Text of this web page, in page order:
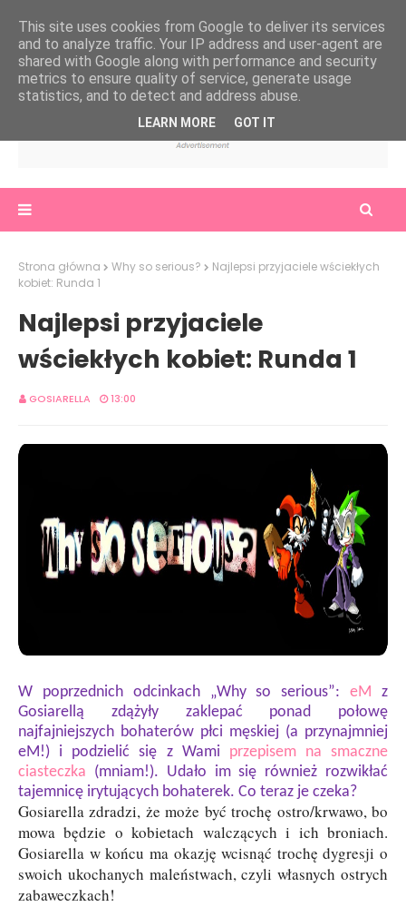
Strona główna Why so serious?
Najlepsi przyjaciele wściekłych
kobiet: Runda 1
Najlepsi przyjaciele
wściekłych kobiet: Runda 1
GOSIARELLA 13:00
W poprzednich odcinkach „Why so serious”:eM z
Gosiarellą zdążyły zaklepać ponad połowę
najfajniejszych bohaterów płci męskiej (a przynajmniej
eM!) i podzielić się z Wami przepisem na smaczne
ciasteczka (mniam!). Udało im się również rozwikłać
tajemnicę irytujących bohaterek. Co teraz je czeka?
Gosiarella zdradzi, że może być trochę ostro/krwawo, bo
mowa będzie o kobietach walczących i ich broniach.
Gosiarella w końcu ma okazję wcisnąć trochę dygresji o
swoich ukochanych maleństwach, czyli własnych ostrych
zabaweczkach!
This site uses cookies from Google to deliver its services
and to analyze traffic. Your IP address and user-agent are
shared with Google along with performance and security
metrics to ensure quality of service, generate usage
statistics, and to detect and address abuse.
LEARN MORE GOT IT